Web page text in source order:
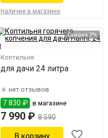
Наличие в магазине
Скидка 7%
Коптильня
для дачи 24 литра
нет отзывов
7 830 ₽ в магазине
7 990 ₽ 8 590